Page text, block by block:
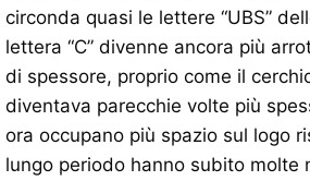
circonda quasi le lettere “UBS”
lettera “C” divenne ancora più
di spessore, proprio come il
diventava parecchie volte più
ora occupano più spazio sul logo
lungo periodo hanno subito molte